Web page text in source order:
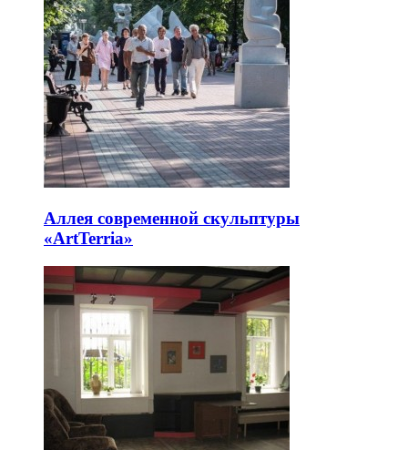
Аллея современной скульптуры
«ArtTerria»